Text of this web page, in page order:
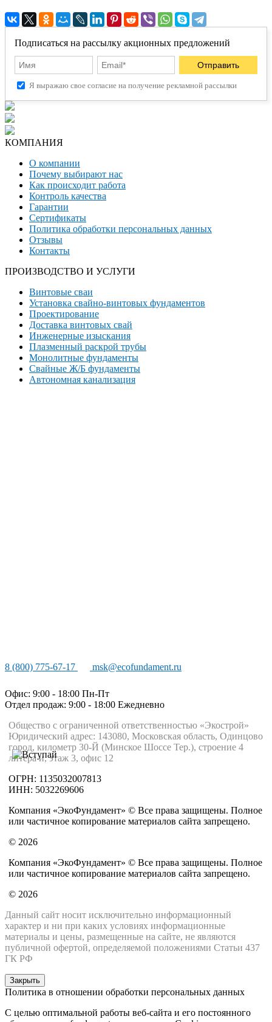
Подписаться на рассылку акционных предложений
Я выражаю свое согласие на получение рекламной рассылки
КОМПАНИЯ
О компании
Почему выбирают нас
Как происходит работа
Контроль качества
Гарантии
Сертификаты
Политика обработки персональных данных
Отзывы
Контакты
ПРОИЗВОДСТВО И УСЛУГИ
Винтовые сваи
Установка свайно-винтовых фундаментов
Проектирование
Доставка винтовых свай
Инженерные изыскания
Плазменный раскрой трубы
Монолитные фундаменты
Свайные Ж/Б фундаменты
Автономная канализация
8 (800) 775-67-17 msk@ecofundament.ru
Офис: 9:00 - 18:00 Пн-Пт
Отдел продаж: 9:00 - 18:00 Ежедневно
Общество с ограниченной ответственностью «Экострой»
Юридический адрес: 143080, Московская область, Одинцово
город, километр 30-Й (Минское Шоссе Тер.), строение 4
литера и, этаж 3, офис 12
ОГРН: 1135032007813
ИНН: 5032269606
Компания «ЭкоФундамент» © Все права защищены. Полное
или частичное копирование материалов сайта запрещено.
© 2026
Компания «ЭкоФундамент» © Все права защищены. Полное
или частичное копирование материалов сайта запрещено.
© 2026
Данный сайт носит исключительно информационный
характер и ни при каких условиях информационные
материалы и цены, размещенные на сайте, не являются
публичной офертой, определяемой положениями Статьи 437
ГК РФ
Закрыть
Политика в отношении обработки персональных данных
С целью оптимальной работы веб-сайта и его постоянного